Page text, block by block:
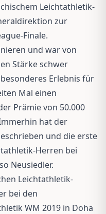
Leichtathletik-
zur
Finale.
und war von
Stärke schwer
Erlebnis für
Mal einen
Prämie von 50.000
hat der
und die erste
Herren bei
Neusiedler.
Leichtathletik-
bei den
WM 2019 in Doha